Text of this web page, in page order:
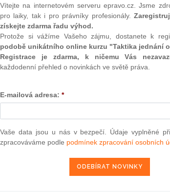
veřejně prospěšné aktivity s byznysem,
s moderními přístupy v poradenství. Naším cílem je
právních služeb a zpřístupnění základního servisu
je pak v efektivním navázání tam, kde umělá
Bold Advokáti.
dárek Vám zašleme aktuální online kurz na
Vítejte na internetovém serveru epravo.cz. Jsme
pro laiky, tak i pro právníky profesionály.
získejte zdarma řadu výhod.
Protože si vážíme Vašeho zájmu, dostanete k
podobě unikátního online kurzu "Taktika jednání
Registrace je zdarma, k ničemu Vás
každodenní přehled o novinkách ve světě práva.
E-mailová adresa: *
Vaše data jsou u nás v bezpečí. Údaje vyplněné
zpracováváme podle podmínek zpracování osobních